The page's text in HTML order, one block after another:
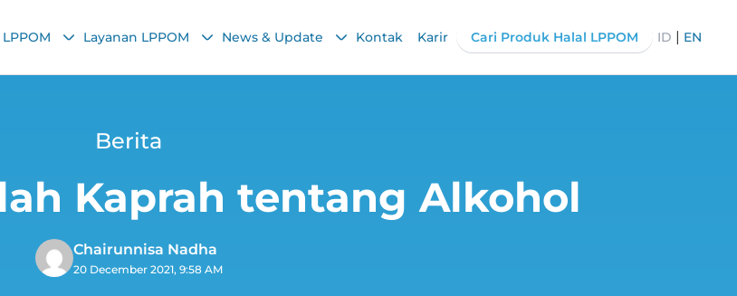
Layanan LPPOM News & Update Kontak Karir Cari Produk Halal LPPOM ID | EN
Berita
Kaprah tentang Alkohol
Chairunnisa Nadha
20 December 2021, 9:58 AM